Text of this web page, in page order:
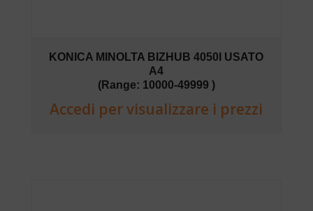
KONICA MINOLTA BIZHUB 4050I USATO
A4
(Range: 10000-49999 )
Accedi per visualizzare i prezzi